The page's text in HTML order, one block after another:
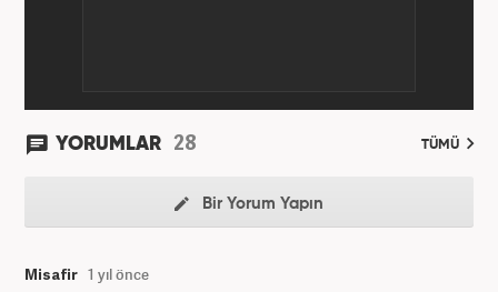
YORUMLAR 28 TÜMÜ
Bir Yorum Yapın
Misafir 1 yıl önce